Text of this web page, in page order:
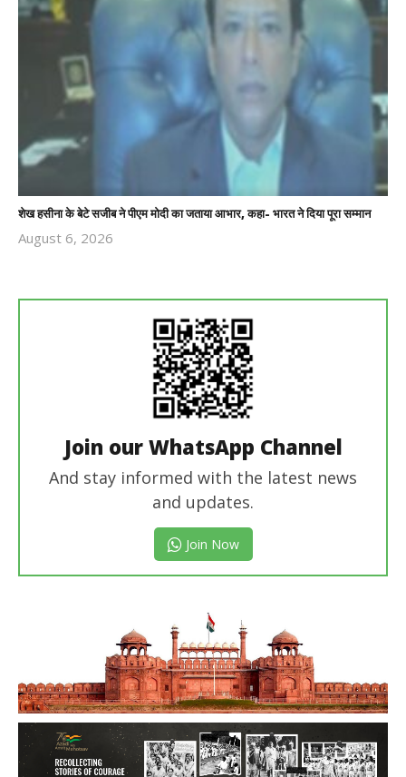
शेख हसीना के बेटे सजीब ने पीएम मोदी का जताया आभार, कहा- भारत ने दिया पूरा सम्मान
August 6, 2026
Join our WhatsApp Channel
And stay informed with the latest news
and updates.
Join Now